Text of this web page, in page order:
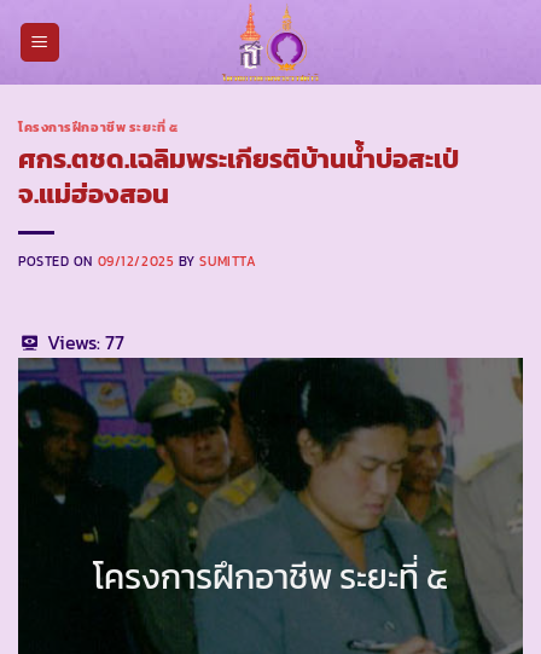
โครงการฝึกอาชีพ ระยะที่ ๕
ศกร.ตชด.เฉลิมพระเกียรติบ้านน้ำบ่อสะเป่
จ.แม่ฮ่องสอน
POSTED ON 09/12/2025 BYSUMITTA
Views:77
โครงการฝึกอาชีพ ระยะที่ ๕